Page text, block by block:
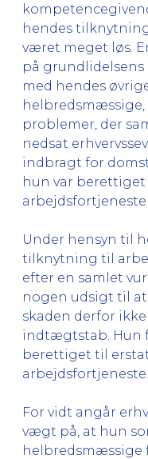
hendes
været meget løs.
på
med hendes
problemer, der
nedsat
indbragt for
hun var
arbejdsfortjeneste
Under hensyn til
tilknytning til
efter en samlet
nogen udsigt til
skaden derfor
indtægtstab. Hun
berettiget til
arbejdsfortjeneste.
For vidt angår
vægt på, at hun
helbredsmæssige